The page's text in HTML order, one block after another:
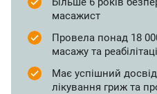
Вправи для зняття
Закріплюємо
масажист
Провела понад 18
масажу та
Має успішний
лікування гриж та